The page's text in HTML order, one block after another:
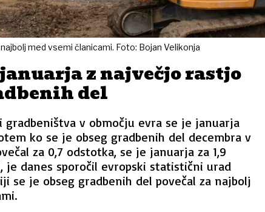
med vsemi članicami. Foto: Bojan Velikonja
z največjo rastjo
del
gradbeništva v območju evra se je januarja
ko se je obseg gradbenih del decembra v
za 0,7 odstotka, se je januarja za 1,9
je danes sporočil evropski statistični urad
se je obseg gradbenih del povečal za najbolj